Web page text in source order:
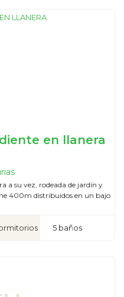
en llanera
a su vez, rodeada de jardín y
400m distribuidos en un bajo
5 baños